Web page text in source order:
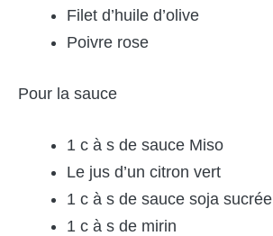
Filet d’huile d’olive
Poivre rose
Pour la sauce
1 c à s de sauce Miso
Le jus d’un citron vert
1 c à s de sauce soja sucrée
1 c à s de mirin